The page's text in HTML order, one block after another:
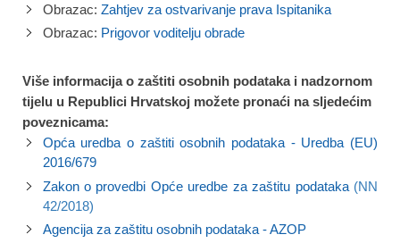
Obrazac: Zahtjev za ostvarivanje prava Ispitanika
Obrazac: Prigovor voditelju obrade
Više informacija o zaštiti osobnih podataka i nadzornom
tijelu u Republici Hrvatskoj možete pronaći na sljedećim
poveznicama:
Opća uredba o zaštiti osobnih podataka - Uredba (EU)
2016/679
Zakon o provedbi Opće uredbe za zaštitu podataka(NN
42/2018)
Agencija za zaštitu osobnih podataka - AZOP